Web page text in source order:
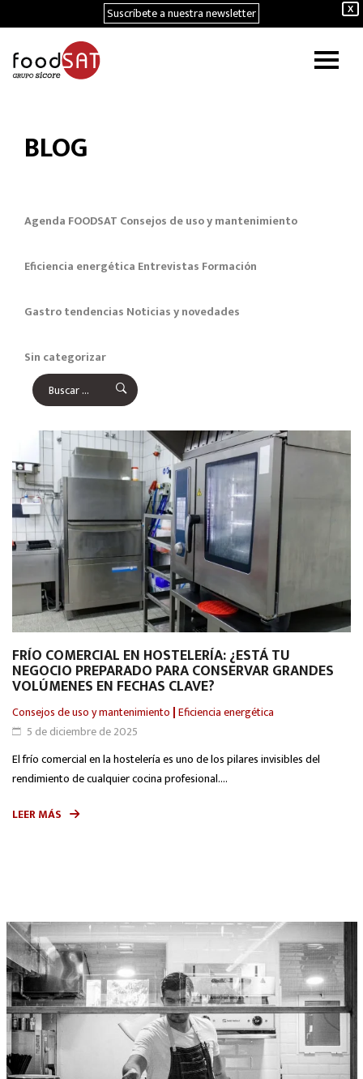
X
Suscríbete a nuestra newsletter
BLOG
Agenda FOODSAT Consejos de uso y mantenimiento
Eficiencia energética Entrevistas Formación
Gastro tendencias Noticias y novedades
Sin categorizar
FRÍO COMERCIAL EN HOSTELERÍA: ¿ESTÁ TU
NEGOCIO PREPARADO PARA CONSERVAR GRANDES
VOLÚMENES EN FECHAS CLAVE?
Consejos de uso y mantenimiento |Eficiencia energética
5 de diciembre de 2025
El frío comercial en la hostelería es uno de los pilares invisibles del
rendimiento de cualquier cocina profesional....
LEER MÁS